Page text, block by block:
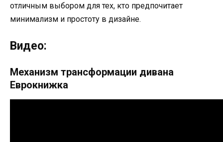
отличным выбором для тех, кто предпочитает
минимализм и простоту в дизайне.
Видео:
Механизм трансформации дивана
Еврокнижка